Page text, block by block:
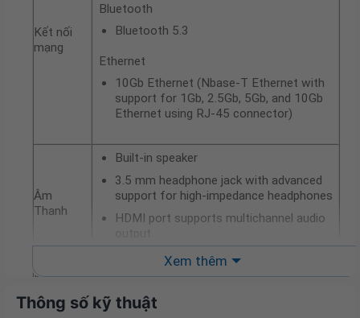
Kết nối
mạng
Bluetooth
Bluetooth 5.3
Ethernet
10Gb Ethernet (Nbase-T Ethernet with
support for 1Gb, 2.5Gb, 5Gb, and 10Gb
Ethernet using RJ-45 connector)
Âm
Thanh
Built-in speaker
3.5 mm headphone jack with advanced
support for high-impedance headphones
HDMI port supports multichannel audio
Keyboard
& Mouse
Xem thêm
Thông số kỹ thuật